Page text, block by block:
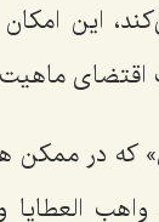
این
ماهیت
كه در ممكن
واهب